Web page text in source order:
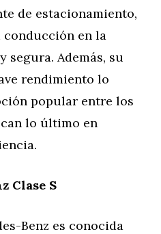
de estacionamiento,
conducción en la
segura. Además, su
rendimiento lo
popular entre los
lo último en
Clase S
Benz es conocida